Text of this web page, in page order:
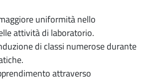
uniformità nello
attività di laboratorio.
di classi numerose durante
attraverso